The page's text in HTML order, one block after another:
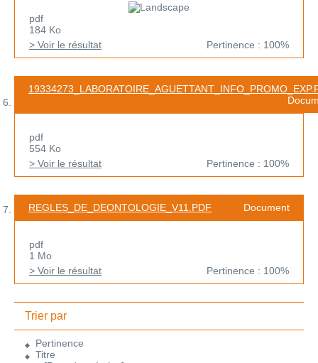
pdf
184 Ko
> Voir le résultat
Pertinence : 100%
pdf
554 Ko
> Voir le résultat
Pertinence : 100%
REGLES_DE_DEONTOLOGIE_V11.PDF Document
pdf
1 Mo
> Voir le résultat
Pertinence : 100%
Trier par
Pertinence
Titre